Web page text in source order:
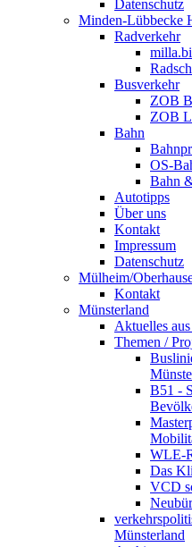
Datenschutz
Minden-Lübbecke
Radverkehr
Busverkehr
ZOB
ZOB
Bahn
OS-
Bahn
Autotipps
Über uns
Kontakt
Impressum
Datenschutz
Mülheim/
Kontakt
Münsterland
Aktuelles
Themen /
B51 -
WLE-
Das
VCD
Münsterland